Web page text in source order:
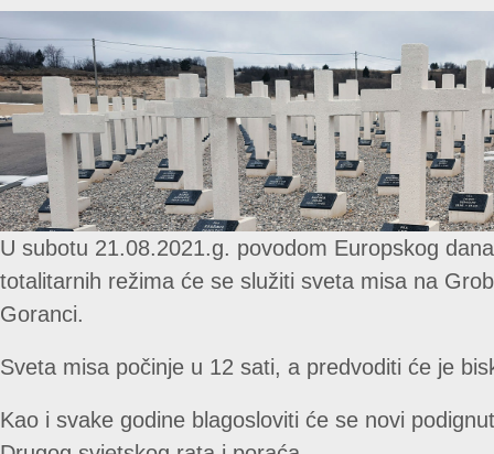
U subotu 21.08.2021.g. povodom Europskog
totalitarnih režima će se služiti sveta misa na
Goranci.
Sveta misa počinje u 12 sati, a predvoditi će je
Kao i svake godine blagosloviti će se novi